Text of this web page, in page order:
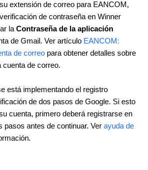
extensión de correo para EANCOM,
de contraseña en Winner
laContraseña de la aplicación
de Gmail. Ver artículo EANCOM:
de correo para obtener detalles sobre
cuenta de correo.
está implementando el registro
de dos pasos de Google. Si esto
cuenta, primero deberá registrarse en
pasos antes de continuar. Verayuda de